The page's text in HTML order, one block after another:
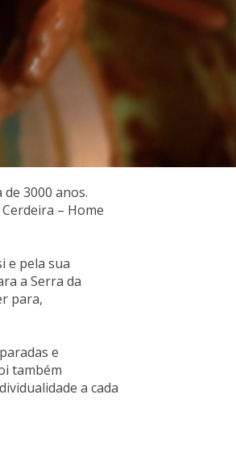
3000 anos.
– Home
e pela sua
a Serra da
para,
e
também
a cada